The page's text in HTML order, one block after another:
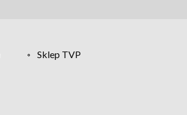
Sklep TVP